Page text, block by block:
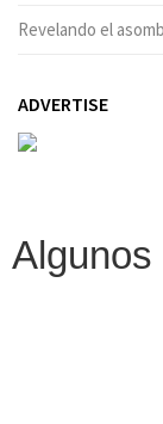
Revelando el
ADVERTISE